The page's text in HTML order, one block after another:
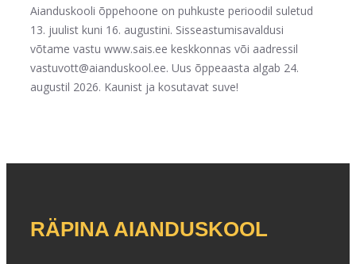
Aianduskooli õppehoone on puhkuste perioodil suletud
13. juulist kuni 16. augustini. Sisseastumisavaldusi
võtame vastu www.sais.ee keskkonnas või aadressil
vastuvott@aianduskool.ee. Uus õppeaasta algab 24.
augustil 2026. Kaunist ja kosutavat suve!
RÄPINA AIANDUSKOOL